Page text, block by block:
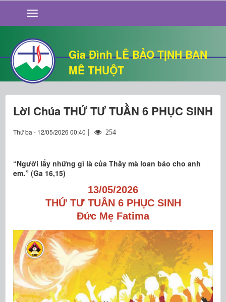
Gia Đình LÊ BẢO TỊNH BAN
MÊ THUỘT
GIỚI THIỆU
TIN TỨC
SỐNG ĐẠO
CHUYỆN NHÀ
QUÁN VĂN
THƯ GIÃN
Lời Chúa THỨ TƯ TUẦN 6 PHỤC SINH
Thứ ba - 12/05/2026 00:40 | 254
“Người lấy những gì là của Thầy mà loan báo cho anh
em.” (Ga 16,15)
13/05/2026
THỨ TƯ TUẦN 6 PHỤC SINH
Đức Mẹ Fatima